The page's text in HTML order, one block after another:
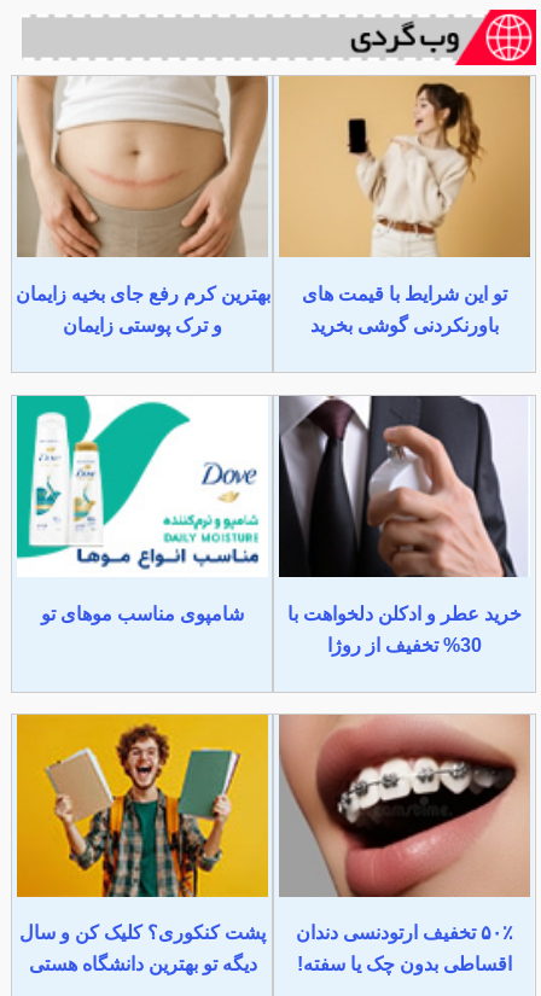
تو این شرایط با قیمت های
باورنکردنی گوشی بخرید
بهترین کرم رفع جای بخیه زایمان
و ترک پوستی زایمان
خرید عطر و ادکلن دلخواهت با
30% تخفیف از روژا
شامپوی مناسب موهای تو
۵۰٪ تخفیف ارتودنسی دندان
اقساطی بدون چک یا سفته!
پشت کنکوری؟ کلیک کن و سال
دیگه تو بهترین دانشگاه هستی